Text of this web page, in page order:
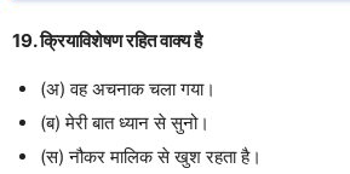
19. क्रियाविशेषण रहित वाक्य है
(अ) वह अचनाक चला गया।
(ब) मेरी बात ध्यान से सुनो।
(स) नौकर मालिक से खुश रहता है।